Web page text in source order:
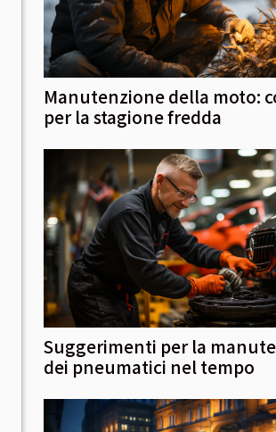
Manutenzione della moto:
per la stagione fredda
Suggerimenti per la
dei pneumatici nel tempo